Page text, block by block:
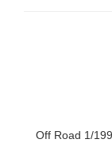
Off Road 1/